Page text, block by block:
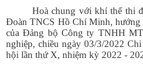
Hoà chung với khí thế thi
Đoàn TNCS Hồ Chí Minh, hướng
của Đảng bộ Công ty TNHH
nghiệp, chiều ngày 03/3/2022
hội lần thứ X, nhiệm kỳ 2022 -